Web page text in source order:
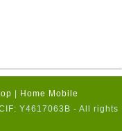
Home Mobile
Y4617063B - All rights